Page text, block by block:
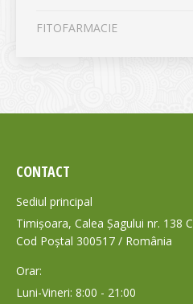
FITOFARMACIE
CONTACT
Sediul principal
Timișoara, Calea Șagului nr. 138 C
Cod Poștal 300517 / România
Orar:
Luni-Vineri: 8:00 - 21:00